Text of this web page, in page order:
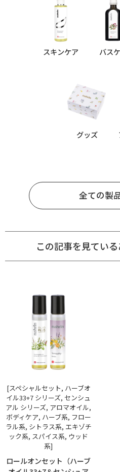
スキンケア バス
グッズ
全ての製
この記事を見てい
[スペシャルセット, ハーブオ
イル33+7 シリーズ, センシュ
アル シリーズ, アロマオイル,
ボディケア, ハーブ系, フロー
ラル系, シトラス系, エキゾチ
ック系, スパイス系, ウッド
系]
ロールオンセット（ハーブ